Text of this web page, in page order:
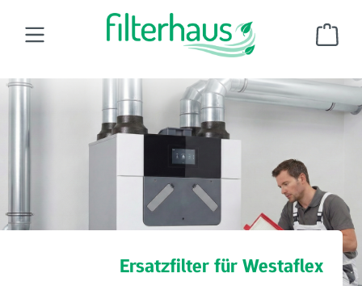
Zum Hauptinhalt springen
Wohnraumluftfilter Ersatzfilter für Westaflex
Ersatzfilter für Westaflex